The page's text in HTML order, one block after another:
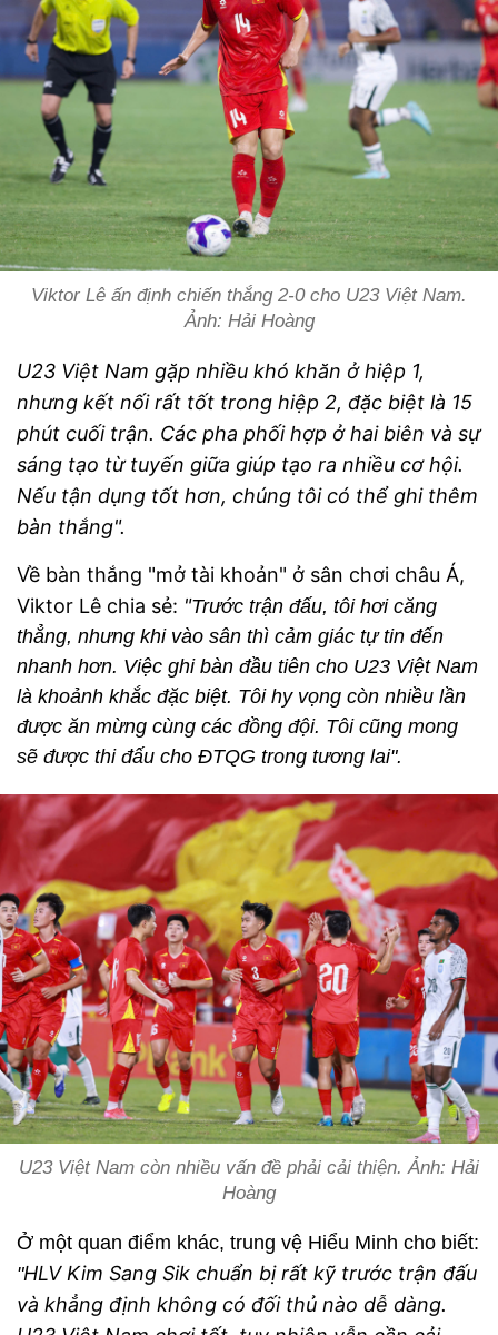
Viktor Lê ấn định chiến thắng 2-0 cho U23 Việt Nam.
Ảnh: Hải Hoàng
U23 Việt Nam gặp nhiều khó khăn ở hiệp 1,
nhưng kết nối rất tốt trong hiệp 2, đặc biệt là 15
phút cuối trận. Các pha phối hợp ở hai biên và sự
sáng tạo từ tuyến giữa giúp tạo ra nhiều cơ hội.
Nếu tận dụng tốt hơn, chúng tôi có thể ghi thêm
bàn thắng".
Về bàn thắng "mở tài khoản" ở sân chơi châu Á,
Viktor Lê chia sẻ: "Trước trận đấu, tôi hơi căng
thẳng, nhưng khi vào sân thì cảm giác tự tin đến
nhanh hơn. Việc ghi bàn đầu tiên cho U23 Việt Nam
là khoảnh khắc đặc biệt. Tôi hy vọng còn nhiều lần
được ăn mừng cùng các đồng đội. Tôi cũng mong
sẽ được thi đấu cho ĐTQG trong tương lai".
U23 Việt Nam còn nhiều vấn đề phải cải thiện. Ảnh: Hải
Hoàng
Ở một quan điểm khác, trung vệ Hiểu Minh cho biết:
"HLV Kim Sang Sik chuẩn bị rất kỹ trước trận đấu
và khẳng định không có đối thủ nào dễ dàng.